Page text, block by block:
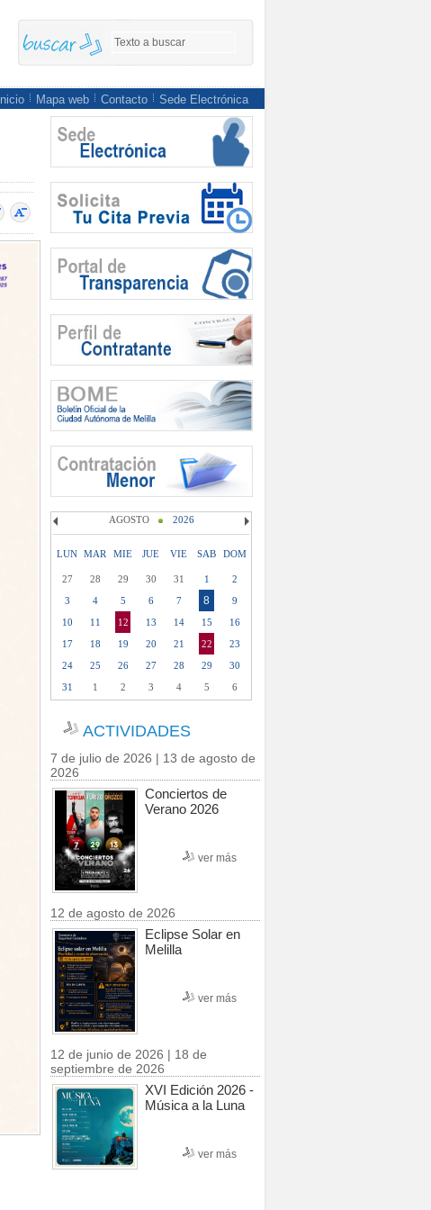
Inicio Mapa web Contacto Sede Electrónica
AGOSTO 2026
LUN MAR MIE JUE VIE SAB DOM
27 28 29 30 31 1
2
3
4 5 6 7 8
9
10
11 12 13 14 15
16
17
18 19 20 21 22
23
24
25 26 27 28 29
30
31
1 2 3 4 5 6
ACTIVIDADES
7 de julio de 2026 | 13 de agosto de
2026
Conciertos de
Verano 2026
ver más
12 de agosto de 2026
Eclipse Solar en
Melilla
ver más
12 de junio de 2026 | 18 de
septiembre de 2026
XVI Edición 2026 -
Música a la Luna
ver más